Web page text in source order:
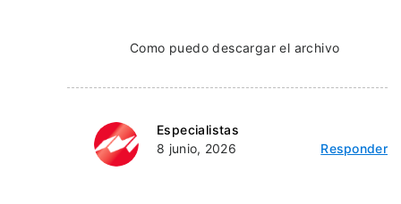
Como puedo descargar el archivo
Especialistas
8 junio, 2026
Responder